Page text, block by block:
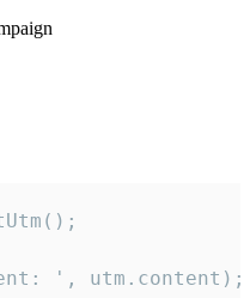
', utm.content);